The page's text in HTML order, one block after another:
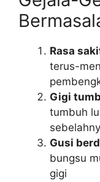
Rasa
terus-
Gigi
tumbuh
Gusi
bungsu
gigi